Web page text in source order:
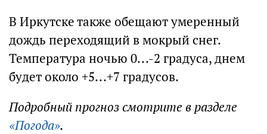
В Иркутске также обещают умеренный
дождь переходящий в мокрый снег.
Температура ночью 0...-2 градуса, днем
будет около +5...+7 градусов.
Подробный прогноз смотрите в разделе
«Погода».